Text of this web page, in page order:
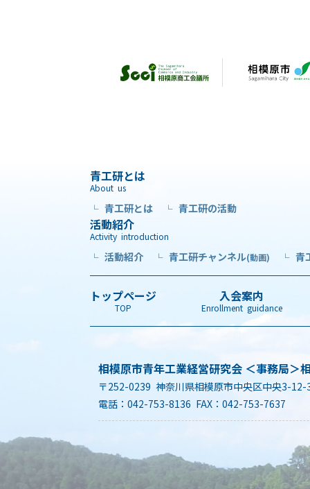
青工研とは
About us
└ 青工研とは └ 青工研の活動
活動紹介
Activity introduction
└ 活動紹介 └ 青工研チャンネル(動画) └ 青
トップページ
TOP
入会案内
Enrollment guidance
相模原市青年工業経営研究会 ＜事務局＞
〒252-0239 神奈川県相模原市中央区中央3-12-
電話：042-753-8136 FAX：042-753-7637